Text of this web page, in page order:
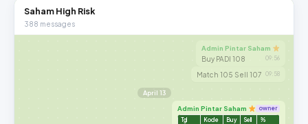
Saham High Risk
388 messages
Admin Pintar Saham
Buy PADI 108
09:56
Match 105 Sell 107 09:58
April 13
Admin Pintar Saham
owner
Tgl
Kode Buy Sell %